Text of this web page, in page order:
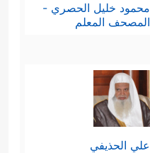
محمود خليل الحصري -
المصحف المعلم
علي الحذيفي